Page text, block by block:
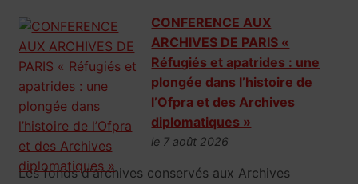
CONFERENCE AUX
ARCHIVES DE PARIS «
Réfugiés et apatrides : une
plongée dans l’histoire de
l’Ofpra et des Archives
diplomatiques »
le 7 août 2026
Les fonds d'archives conservés aux Archives